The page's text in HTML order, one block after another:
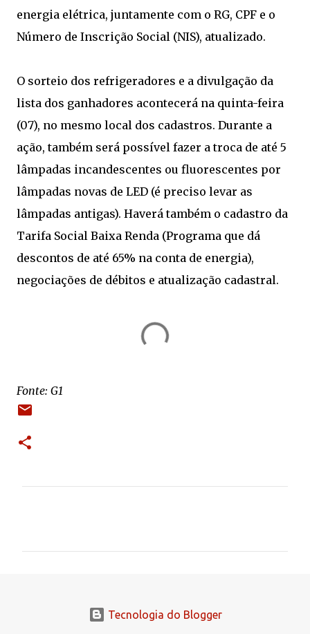
energia elétrica, juntamente com o RG, CPF e o
Número de Inscrição Social (NIS), atualizado.
O sorteio dos refrigeradores e a divulgação da
lista dos ganhadores acontecerá na quinta-feira
(07), no mesmo local dos cadastros. Durante a
ação, também será possível fazer a troca de até 5
lâmpadas incandescentes ou fluorescentes por
lâmpadas novas de LED (é preciso levar as
lâmpadas antigas). Haverá também o cadastro da
Tarifa Social Baixa Renda (Programa que dá
descontos de até 65% na conta de energia),
negociações de débitos e atualização cadastral.
Fonte: G1
Tecnologia do Blogger